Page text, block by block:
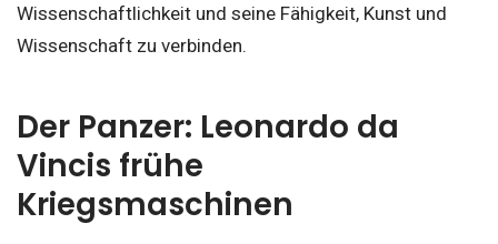
Wissenschaftlichkeit und seine Fähigkeit, Kunst und
Wissenschaft zu verbinden.
Der Panzer: Leonardo da
Vincis frühe
Kriegsmaschinen